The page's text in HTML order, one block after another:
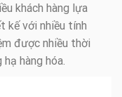
khách hàng lựa
kế với nhiều tính
được nhiều thời
hàng hóa.